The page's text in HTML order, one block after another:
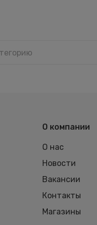
О компании
О нас
Новости
Вакансии
Контакты
Магазины